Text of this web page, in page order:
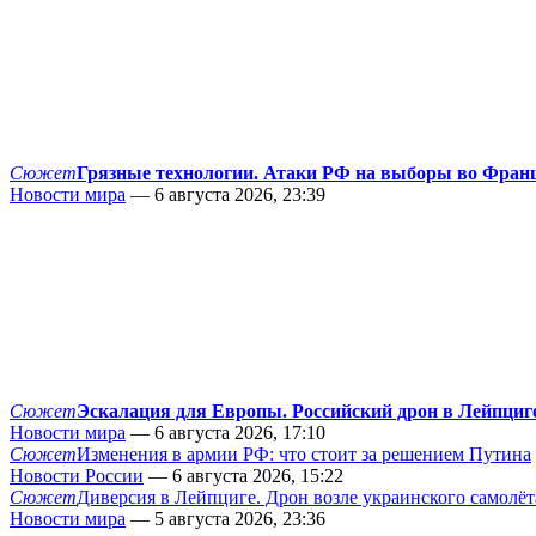
СюжетГрязные технологии. Атаки РФ на выборы во
Новости мира — 6 августа 2026, 23:39
СюжетЭскалация для Европы. Российский дрон в
Новости мира — 6 августа 2026, 17:10
СюжетИзменения в армии РФ: что стоит за решением Путина
Новости России — 6 августа 2026, 15:22
СюжетДиверсия в Лейпциге. Дрон возле украинского
Новости мира — 5 августа 2026, 23:36